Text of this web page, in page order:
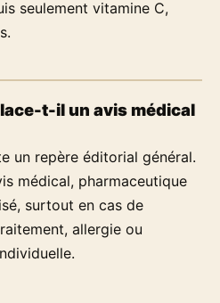
seulement vitamine C,
t-il un avis médical
un repère éditorial général.
médical, pharmaceutique
surtout en cas de
allergie ou